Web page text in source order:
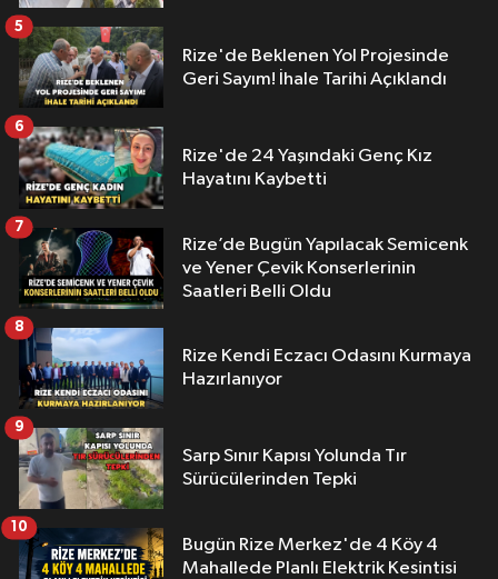
Rize'de Beklenen Yol Projesinde
Geri Sayım! İhale Tarihi Açıklandı
5
Rize'de 24 Yaşındaki Genç Kız
Hayatını Kaybetti
6
Rize’de Bugün Yapılacak Semicenk
ve Yener Çevik Konserlerinin
Saatleri Belli Oldu
7
Rize Kendi Eczacı Odasını Kurmaya
Hazırlanıyor
8
Sarp Sınır Kapısı Yolunda Tır
Sürücülerinden Tepki
9
Bugün Rize Merkez'de 4 Köy 4
Mahallede Planlı Elektrik Kesintisi
10